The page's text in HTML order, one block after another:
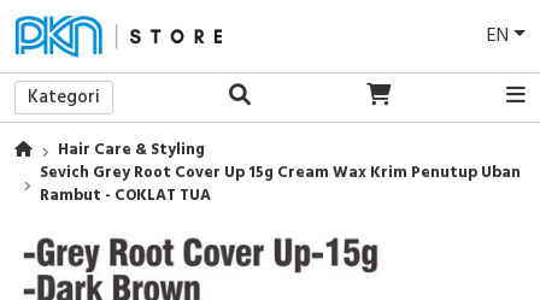
EN
Kategori
Hair Care & Styling
Sevich Grey Root Cover Up 15g Cream Wax Krim Penutup Uban
Rambut - COKLAT TUA